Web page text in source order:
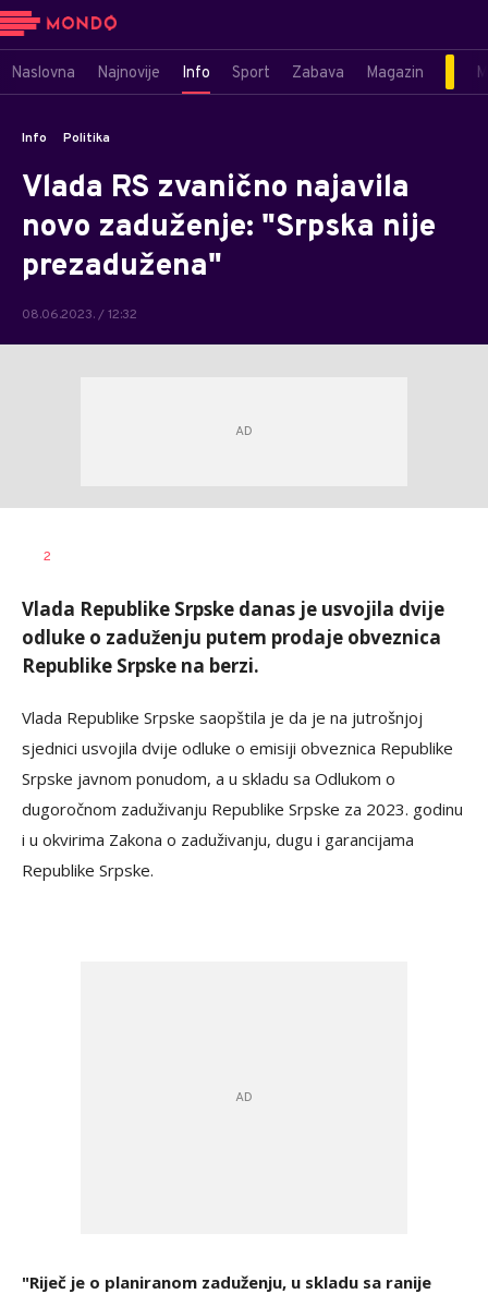
Naslovna Najnovije Info Sport Zabava Magazin
Info Politika
Vlada RS zvanično najavila
novo zaduženje: "Srpska nije
prezadužena"
08.06.2023. / 12:32
AUTOR
2
Vlada Republike Srpske danas je usvojila dvije
odluke o zaduženju putem prodaje obveznica
Republike Srpske na berzi.
Vlada Republike Srpske saopštila je da je na jutrošnjoj
sjednici usvojila dvije odluke o emisiji obveznica Republike
Srpske javnom ponudom, a u skladu sa Odlukom o
dugoročnom zaduživanju Republike Srpske za 2023. godinu
i u okvirima Zakona o zaduživanju, dugu i garancijama
Republike Srpske.
"Riječ je o planiranom zaduženju, u skladu sa ranije